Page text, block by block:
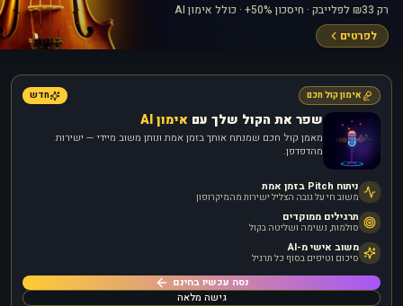
רק ₪33 לפלייבק · חיסכון 50%+ · כולל אימון AI
לפרטים
אימון קול חכם חדש
שפר את הקול שלך עם אימון AI
מאמן קול חכם שמנתח אותך בזמן אמת ונותן משוב מיידי — ישירות
מהדפדפן.
ניתוח Pitch בזמן אמת
משוב חי על גובה הצליל ישירות מהמיקרופון
תרגילים ממוקדים
סולמות, נשימה ושליטה בקול
משוב אישי מ-AI
סיכום וטיפים בסוף כל תרגיל
נסה עכשיו בחינם
גישה מלאה